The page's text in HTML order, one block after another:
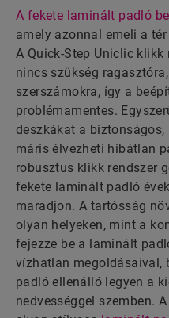
A fekete laminált padló
amely azonnal emeli a
A Quick-Step Uniclic klikk
nincs szükség
szerszámokra, így a
problémamentes.
deszkákat a
máris élvezheti hibátlan
robusztus klikk rendszer
fekete laminált padló
maradjon. A tartósság
olyan helyeken, mint a
fejezze be a laminált
vízhatlan megoldásaival,
padló ellenálló legyen a
nedvességgel szemben.